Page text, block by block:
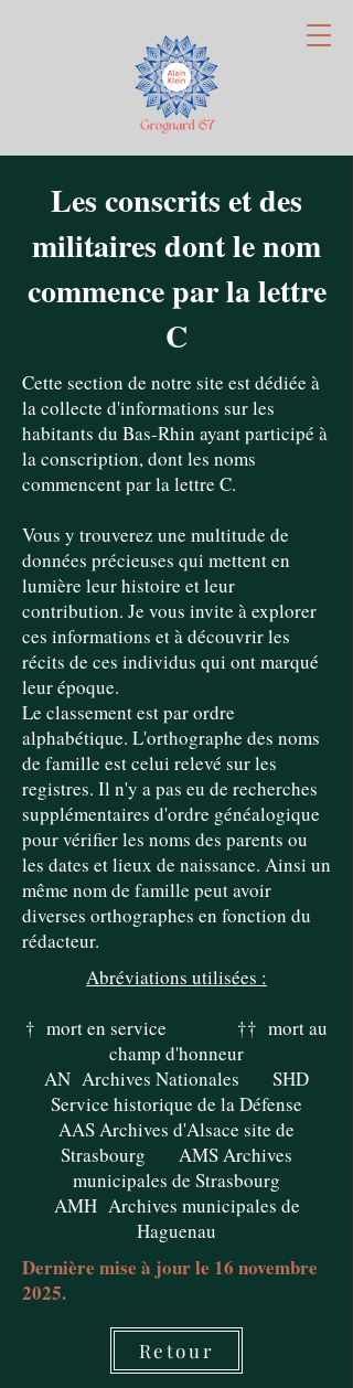
Les conscrits et des
militaires dont le nom
commence par la lettre
C
Cette section de notre site est dédiée à
la collecte d'informations sur les
habitants du Bas-Rhin ayant participé à
la conscription, dont les noms
commencent par la lettre C.
Vous y trouverez une multitude de
données précieuses qui mettent en
lumière leur histoire et leur
contribution. Je vous invite à explorer
ces informations et à découvrir les
récits de ces individus qui ont marqué
leur époque.
Le classement est par ordre
alphabétique. L'orthographe des noms
de famille est celui relevé sur les
registres. Il n'y a pas eu de recherches
supplémentaires d'ordre généalogique
pour vérifier les noms des parents ou
les dates et lieux de naissance. Ainsi un
même nom de famille peut avoir
diverses orthographes en fonction du
rédacteur.
Abréviations utilisées :
† mort en service †† mort au
champ d'honneur
AN Archives Nationales SHD
Service historique de la Défense
AAS Archives d'Alsace site de
Strasbourg AMS Archives
municipales de Strasbourg
AMH Archives municipales de
Haguenau
Dernière mise à jour le 16 novembre
2025.
Retour